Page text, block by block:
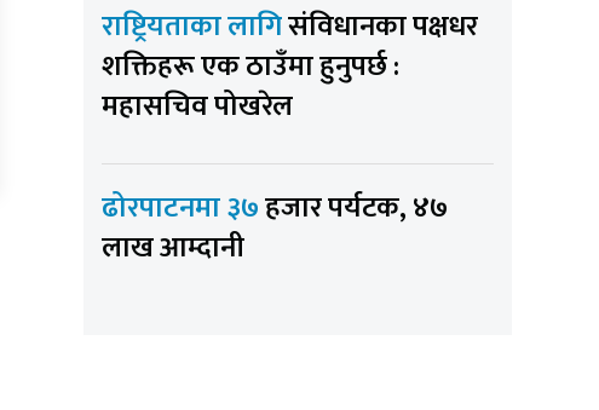
राष्ट्रियताका लागिसंविधानका पक्षधर
शक्तिहरू एक ठाउँमा हुनुपर्छ :
महासचिव पोखरेल
ढोरपाटनमा ३७हजार पर्यटक, ४७
लाख आम्दानी